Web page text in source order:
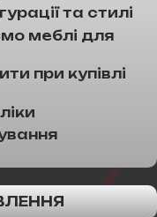
та стилі
меблі для
при купівлі